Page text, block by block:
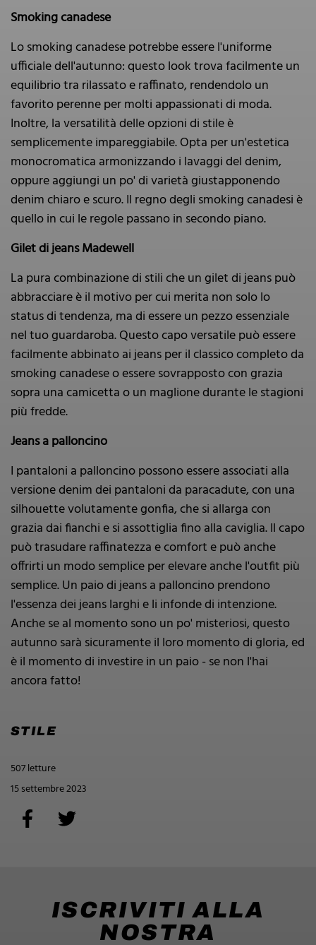
Smoking canadese
Lo smoking canadese potrebbe essere l'uniforme
ufficiale dell'autunno: questo look trova facilmente un
equilibrio tra rilassato e raffinato, rendendolo un
favorito perenne per molti appassionati di moda.
Inoltre, la versatilità delle opzioni di stile è
semplicemente impareggiabile. Opta per un'estetica
monocromatica armonizzando i lavaggi del denim,
oppure aggiungi un po' di varietà giustapponendo
denim chiaro e scuro. Il regno degli smoking canadesi è
quello in cui le regole passano in secondo piano.
Gilet di jeans Madewell
La pura combinazione di stili che un gilet di jeans può
abbracciare è il motivo per cui merita non solo lo
status di tendenza, ma di essere un pezzo essenziale
nel tuo guardaroba. Questo capo versatile può essere
facilmente abbinato ai jeans per il classico completo da
smoking canadese o essere sovrapposto con grazia
sopra una camicetta o un maglione durante le stagioni
più fredde.
Jeans a palloncino
I pantaloni a palloncino possono essere associati alla
versione denim dei pantaloni da paracadute, con una
silhouette volutamente gonfia, che si allarga con
grazia dai fianchi e si assottiglia fino alla caviglia. Il capo
può trasudare raffinatezza e comfort e può anche
offrirti un modo semplice per elevare anche l'outfit più
semplice. Un paio di jeans a palloncino prendono
l'essenza dei jeans larghi e li infonde di intenzione.
Anche se al momento sono un po' misteriosi, questo
autunno sarà sicuramente il loro momento di gloria, ed
è il momento di investire in un paio - se non l'hai
ancora fatto!
STILE
507 letture
15 settembre 2023
ISCRIVITI ALLA
NOSTRA